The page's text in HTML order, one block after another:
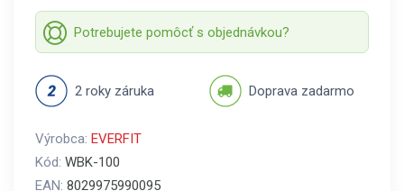
Potrebujete pomôcť s objednávkou?
2 roky záruka Doprava zadarmo
Výrobca: EVERFIT
Kód: WBK-100
EAN: 8029975990095